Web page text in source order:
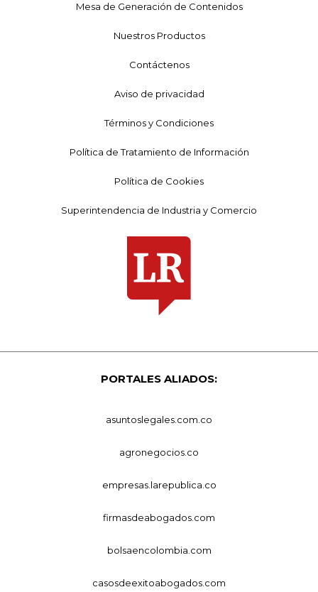
Mesa de Generación de Contenidos
Nuestros Productos
Contáctenos
Aviso de privacidad
Términos y Condiciones
Política de Tratamiento de Información
Política de Cookies
Superintendencia de Industria y Comercio
PORTALES ALIADOS:
asuntoslegales.com.co
agronegocios.co
empresas.larepublica.co
firmasdeabogados.com
bolsaencolombia.com
casosdeexitoabogados.com